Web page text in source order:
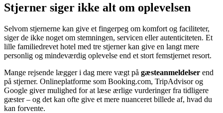
Stjerner siger ikke alt om oplevelsen
Selvom stjernerne kan give et fingerpeg om komfort og faciliteter,
siger de ikke noget om stemningen, servicen eller autenticiteten. Et
lille familiedrevet hotel med tre stjerner kan give en langt mere
personlig og mindeværdig oplevelse end et stort femstjernet resort.
Mange rejsende lægger i dag mere vægt på gæsteanmeldelser end
på stjerner. Onlineplatforme som Booking.com, TripAdvisor og
Google giver mulighed for at læse ærlige vurderinger fra tidligere
gæster – og det kan ofte give et mere nuanceret billede af, hvad du
kan forvente.